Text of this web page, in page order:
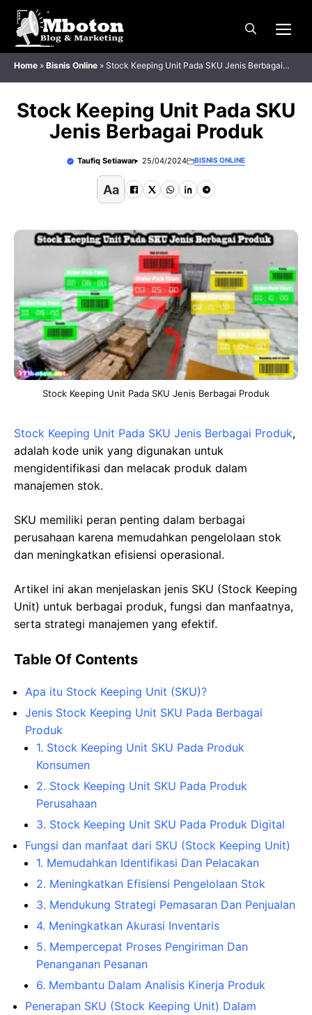
Langsung
Home » Bisnis Online » Stock Keeping Unit Pada SKU Jenis Berbagai
Produk
Stock Keeping Unit Pada SKU
Jenis Berbagai Produk
Taufiq Setiawan 25/04/2024 BISNIS ONLINE
Aa
Stock Keeping Unit Pada SKU Jenis Berbagai Produk
Stock Keeping Unit Pada SKU Jenis Berbagai Produk,
adalah kode unik yang digunakan untuk
mengidentifikasi dan melacak produk dalam
manajemen stok.
SKU memiliki peran penting dalam berbagai
perusahaan karena memudahkan pengelolaan stok
dan meningkatkan efisiensi operasional.
Artikel ini akan menjelaskan jenis SKU (Stock Keeping
Unit) untuk berbagai produk, fungsi dan manfaatnya,
serta strategi manajemen yang efektif.
Table Of Contents
Apa itu Stock Keeping Unit (SKU)?
Jenis Stock Keeping Unit SKU Pada Berbagai
Produk
1. Stock Keeping Unit SKU Pada Produk
Konsumen
2. Stock Keeping Unit SKU Pada Produk
Perusahaan
3. Stock Keeping Unit SKU Pada Produk Digital
Fungsi dan manfaat dari SKU (Stock Keeping Unit)
1. Memudahkan Identifikasi Dan Pelacakan
2. Meningkatkan Efisiensi Pengelolaan Stok
3. Mendukung Strategi Pemasaran Dan Penjualan
4. Meningkatkan Akurasi Inventaris
5. Mempercepat Proses Pengiriman Dan
Penanganan Pesanan
6. Membantu Dalam Analisis Kinerja Produk
Penerapan SKU (Stock Keeping Unit) Dalam